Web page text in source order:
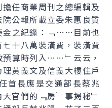
任商業周刊之總編輯及
公報所載立委朱惠良質
金之紀錄：﹁……目前也
十八萬裝潢費，裝潢費
預算時列入……﹂云云，
黃義文及信義大樓住戶
首長應是交通部長蔡兆
官們的﹃房﹄事揭秘﹂